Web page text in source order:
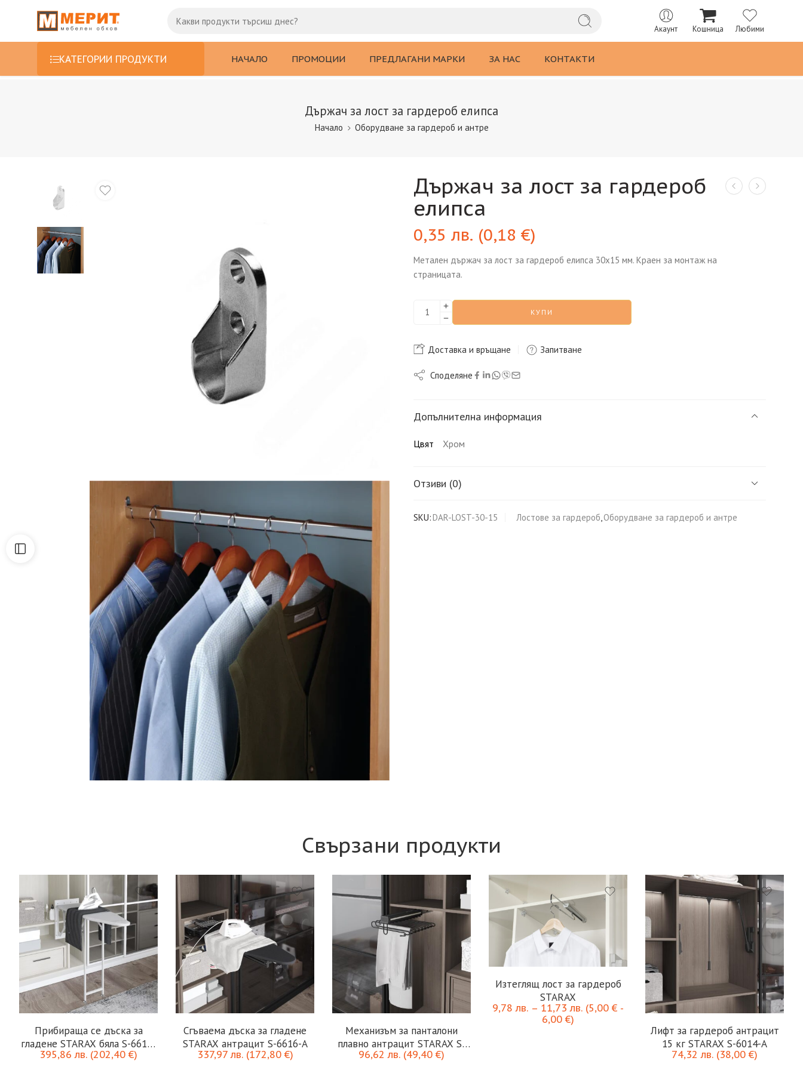
Акаунт Кошница Любими
КАТЕГОРИИ ПРОДУКТИ НАЧАЛО ПРОМОЦИИ ПРЕДЛАГАНИ МАРКИ ЗА НАС КОНТАКТИ
Държач за лост за гардероб елипса
Начало Оборудване за гардероб и антре
Държач за лост за гардероб
елипса
0,35 лв. (0,18 €)
Метален държач за лост за гардероб елипса 30х15 мм. Краен за монтаж на
страницата.
КУПИ
Доставка и връщане Запитване
Споделяне
Допълнителна информация
Цвят Хром
Отзиви (0)
SKU:DAR-LOST-30-15 Лостове за гардероб,Оборудване за гардероб и антре
Свързани продукти
Прибираща се дъска за
гладене STARAX бяла S-6611-
W
395,86лв. (202,40€)
Сгъваема дъска за гладене
STARAX антрацит S-6616-A
337,97лв. (172,80€)
Механизъм за панталони
плавно антрацит STARAX S-
6722-A
96,62лв. (49,40€)
Изтеглящ лост за гардероб
STARAX
9,78лв. – 11,73лв. (5,00€ -
6,00€)
Лифт за гардероб антрацит
15 кг STARAX S-6014-A
74,32лв. (38,00€)